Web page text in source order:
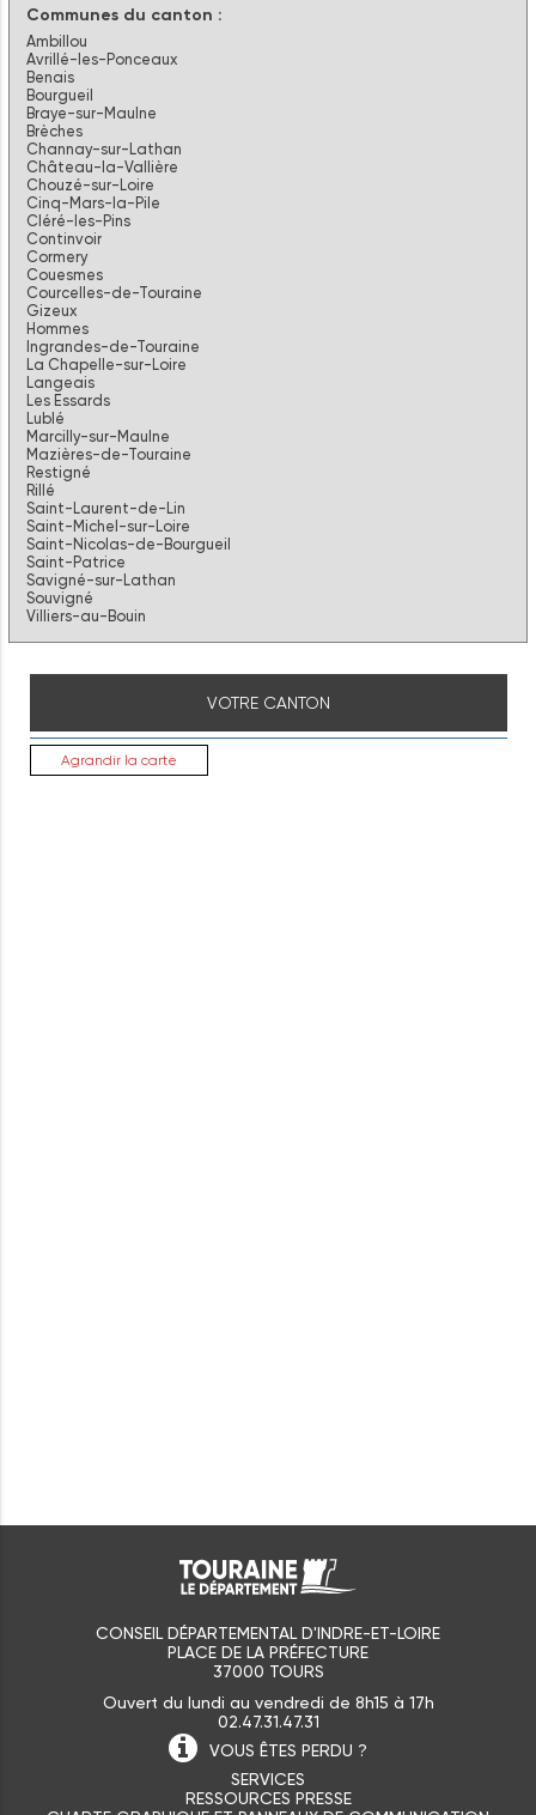
Communes du canton :
Ambillou
Avrillé-les-Ponceaux
Benais
Bourgueil
Braye-sur-Maulne
Brèches
Channay-sur-Lathan
Château-la-Vallière
Chouzé-sur-Loire
Cinq-Mars-la-Pile
Cléré-les-Pins
Continvoir
Cormery
Couesmes
Courcelles-de-Touraine
Gizeux
Hommes
Ingrandes-de-Touraine
La Chapelle-sur-Loire
Langeais
Les Essards
Lublé
Marcilly-sur-Maulne
Mazières-de-Touraine
Restigné
Rillé
Saint-Laurent-de-Lin
Saint-Michel-sur-Loire
Saint-Nicolas-de-Bourgueil
Saint-Patrice
Savigné-sur-Lathan
Souvigné
Villiers-au-Bouin
VOTRE CANTON
Agrandir la carte
CONSEIL DÉPARTEMENTAL D'INDRE-ET-LOIRE
PLACE DE LA PRÉFECTURE
37000 TOURS
Ouvert du lundi au vendredi de 8h15 à 17h
02.47.31.47.31
VOUS ÊTES PERDU ?
SERVICES
RESSOURCES PRESSE